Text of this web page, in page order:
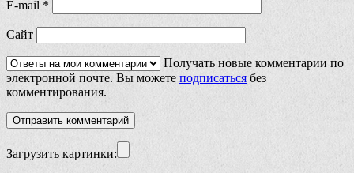
E-mail *
Сайт
Получать новые комментарии по
электронной почте. Вы можете подписаться без
комментирования.
Загрузить картинки: